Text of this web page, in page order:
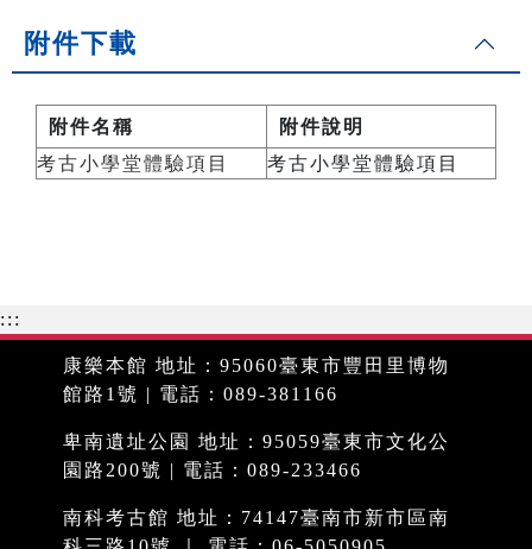
附件下載
附件名稱
附件說明
考古小學堂體驗項目
考古小學堂體驗項目
:::
康樂本館 地址：95060臺東市豐田里博物
館路1號 | 電話：089-381166
卑南遺址公園 地址：95059臺東市文化公
園路200號 | 電話：089-233466
南科考古館 地址：74147臺南市新市區南